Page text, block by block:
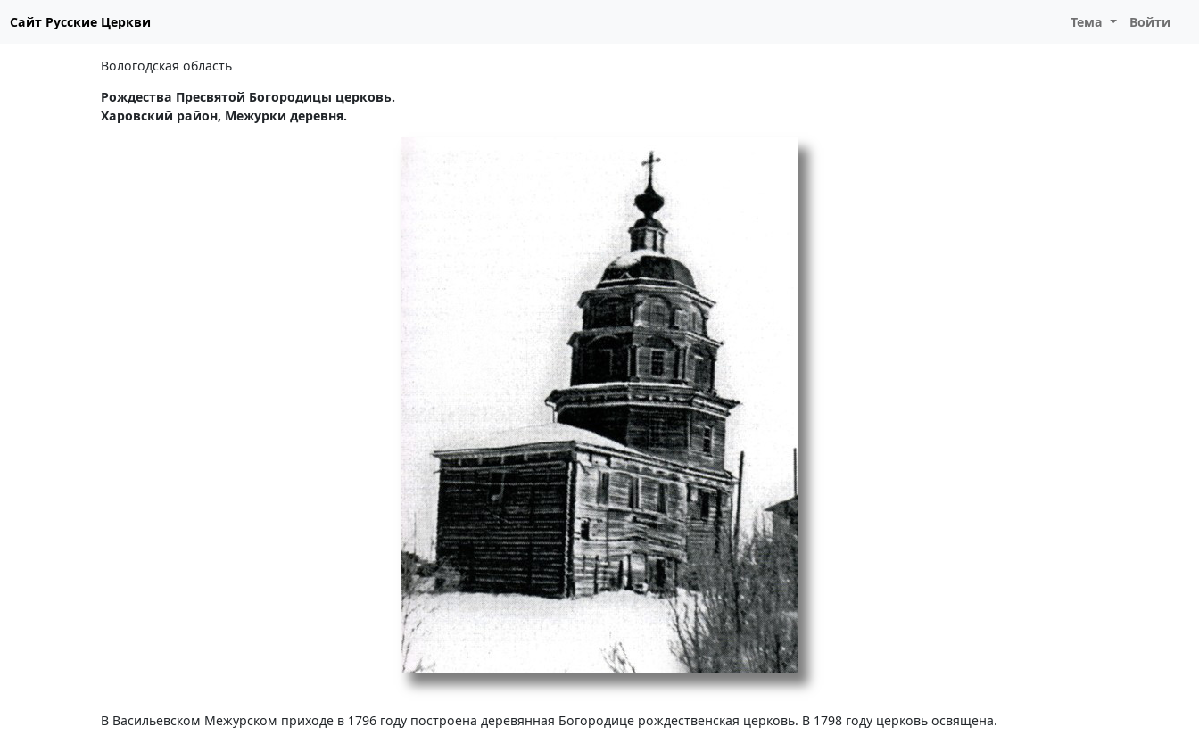
Сайт Русские Церкви Тема Войти
Вологодская область
Рождества Пресвятой Богородицы церковь.
Харовский район, Межурки деревня.
В Васильевском Межурском приходе в 1796 году построена деревянная Богородице рождественская церковь. В 1798 году церковь освящена.